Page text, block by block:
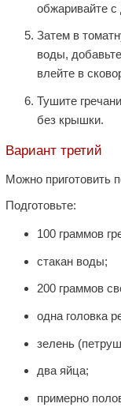
обжаривайте с
Затем в
воды,
влейте в
Тушите
без крышки.
Вариант третий
Можно приготовить
Подготовьте:
100 граммов
стакан воды;
200 граммов
одна головка
зелень
два яйца;
примерно